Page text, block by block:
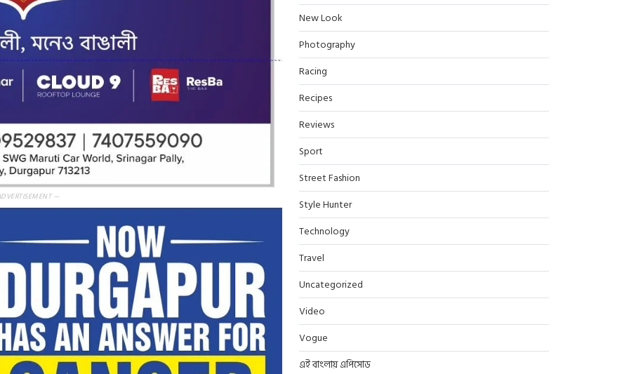
—
New Look
Photography
Racing
Recipes
Reviews
Sport
Street Fashion
Style Hunter
Technology
Travel
Uncategorized
Video
Vogue
এই বাংলায় এপিসোড